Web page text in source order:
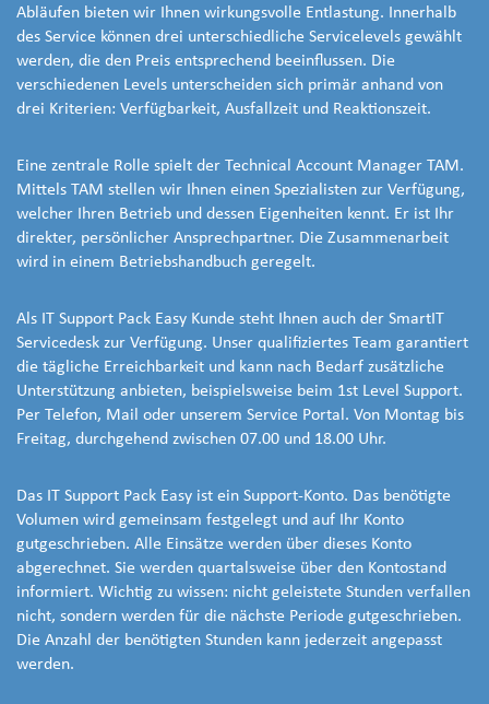
Abläufen bieten wir Ihnen wirkungsvolle Entlastung. Innerhalb
des Service können drei unterschiedliche Servicelevels gewählt
werden, die den Preis entsprechend beeinflussen. Die
verschiedenen Levels unterscheiden sich primär anhand von
drei Kriterien: Verfügbarkeit, Ausfallzeit und Reaktionszeit.
Eine zentrale Rolle spielt der Technical Account Manager TAM.
Mittels TAM stellen wir Ihnen einen Spezialisten zur Verfügung,
welcher Ihren Betrieb und dessen Eigenheiten kennt. Er ist Ihr
direkter, persönlicher Ansprechpartner. Die Zusammenarbeit
wird in einem Betriebshandbuch geregelt.
Als IT Support Pack Easy Kunde steht Ihnen auch der SmartIT
Servicedesk zur Verfügung. Unser qualifiziertes Team garantiert
die tägliche Erreichbarkeit und kann nach Bedarf zusätzliche
Unterstützung anbieten, beispielsweise beim 1st Level Support.
Per Telefon, Mail oder unserem Service Portal. Von Montag bis
Freitag, durchgehend zwischen 07.00 und 18.00 Uhr.
Das IT Support Pack Easy ist ein Support-Konto. Das benötigte
Volumen wird gemeinsam festgelegt und auf Ihr Konto
gutgeschrieben. Alle Einsätze werden über dieses Konto
abgerechnet. Sie werden quartalsweise über den Kontostand
informiert. Wichtig zu wissen: nicht geleistete Stunden verfallen
nicht, sondern werden für die nächste Periode gutgeschrieben.
Die Anzahl der benötigten Stunden kann jederzeit angepasst
werden.